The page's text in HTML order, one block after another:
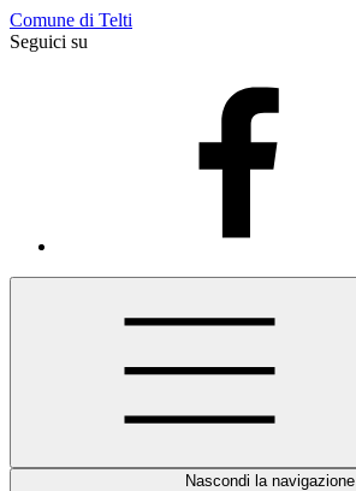
Comune di Telti
Seguici su
Nascondi la navigazione